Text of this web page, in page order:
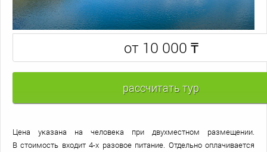
от 10 000 ₸
Цена указана на человека при двухместном размещении.
В стоимость входит 4-х разовое питание. Отдельно оплачивается